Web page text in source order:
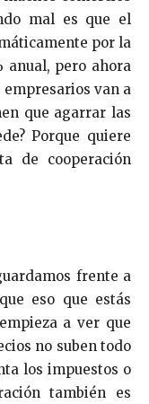
mal es que el
por la
anual, pero ahora
empresarios van a
que agarrar las
Porque quiere
de cooperación
frente a
eso que estás
a ver que
no suben todo
los impuestos o
también es